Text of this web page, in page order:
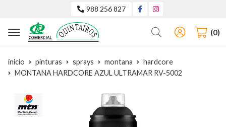
988 256 827
Buscar 0
inicio pinturas sprays montana
hardcore
MONTANA HARDCORE AZUL ULTRAMAR RV-5002